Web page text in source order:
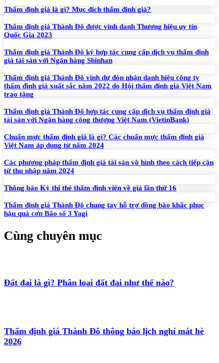
Thẩm định giá là gì? Mục đích thẩm định giá?
Thẩm định giá Thành Đô được vinh danh Thương hiệu uy tín
Quốc Gia 2023
Thẩm định giá Thành Đô ký hợp tác cung cấp dịch vụ thẩm định
giá tài sản với Ngân hàng Shinhan
Thẩm định giá Thành Đô vinh dự đón nhận danh hiệu công ty
thẩm định giá xuất sắc năm 2022 do Hội thẩm định giá Việt Nam
trao tặng
Thẩm định giá Thành Đô hợp tác cung cấp dịch vụ thẩm định giá
tài sản với Ngân hàng công thương Việt Nam (VietinBank)
Chuẩn mực thẩm định giá là gì? Các chuẩn mực thẩm định giá
Việt Nam áp dụng từ năm 2024
Các phương pháp thẩm định giá tài sản vô hình theo cách tiếp cận
từ thu nhập năm 2024
Thông báo Kỳ thi thẻ thẩm định viên về giá lần thứ 16
Thẩm định giá Thành Đô chung tay hỗ trợ đồng bào khắc phục
hậu quả cơn Bão số 3 Yagi
Cùng chuyên mục
Đất đai là gì? Phân loại đất đai như thế nào?
Thẩm định giá Thành Đô thông báo lịch nghỉ mát hè
2026